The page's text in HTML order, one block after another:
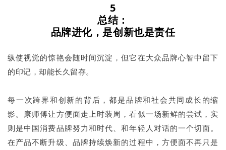
5
总结：
品牌进化，是创新也是责任
纵使视觉的惊艳会随时间沉淀，但它在大众品牌心智中留下
的印记，却能长久留存。
每一次跨界和创新的背后，都是品牌和社会共同成长的缩
影。康师傅让方便面走上时装周，看似一场新鲜的尝试，实
则是中国消费品牌努力和时代、和年轻人对话的一个切面。
在产品不断升级、品牌持续焕新的过程中，方便面不再只是